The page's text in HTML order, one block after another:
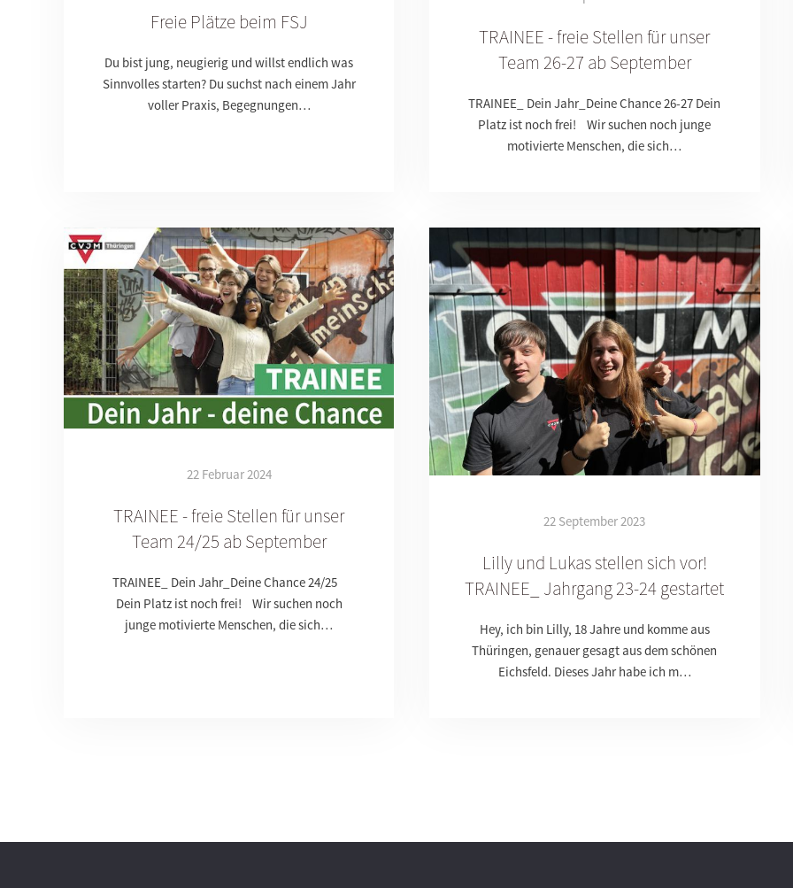
Freie Plätze beim FSJ
Du bist jung, neugierig und willst endlich was
Sinnvolles starten? Du suchst nach einem Jahr
voller Praxis, Begegnungen…
TRAINEE - freie Stellen für unser
Team 26-27 ab September
TRAINEE_ Dein Jahr_Deine Chance 26-27 Dein
Platz ist noch frei! Wir suchen noch junge
motivierte Menschen, die sich…
22 Februar 2024
TRAINEE - freie Stellen für unser
Team 24/25 ab September
TRAINEE_ Dein Jahr_Deine Chance 24/25
Dein Platz ist noch frei! Wir suchen noch
junge motivierte Menschen, die sich…
22 September 2023
Lilly und Lukas stellen sich vor!
TRAINEE_ Jahrgang 23-24 gestartet
Hey, ich bin Lilly, 18 Jahre und komme aus
Thüringen, genauer gesagt aus dem schönen
Eichsfeld. Dieses Jahr habe ich m…